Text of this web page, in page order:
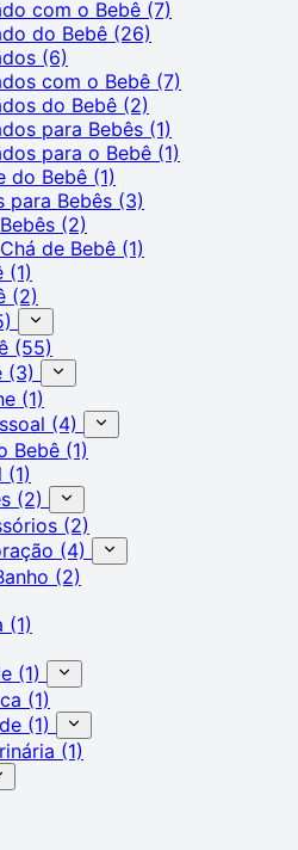
com o Bebê (7)
do Bebê (26)
(6)
com o Bebê (7)
do Bebê (2)
para Bebês (1)
para o Bebê (1)
do Bebê (1)
para Bebês (3)
(2)
de Bebê (1)
(1)
(2)
(55)
(3)
(1)
(4)
Bebê (1)
(1)
(2)
(2)
(4)
(2)
(1)
(1)
(1)
(1)
(1)